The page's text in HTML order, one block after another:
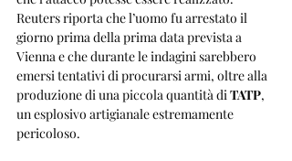
Reuters riporta che l’uomo fu arrestato il
giorno prima della prima data prevista a
Vienna e che durante le indagini sarebbero
emersi tentativi di procurarsi armi, oltre alla
produzione di una piccola quantità di TATP,
un esplosivo artigianale estremamente
pericoloso.